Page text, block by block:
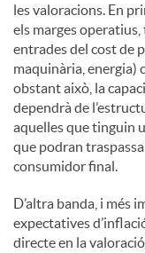
les valoracions. En
els marges
entrades del cost de
maquinària, energia)
obstant això, la
dependrà de
aquelles que tinguin
que podran
consumidor final.
D’altra banda, i més
expectatives
directe en la